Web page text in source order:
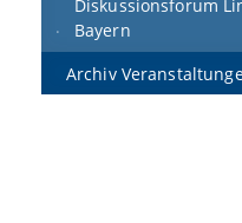
Diskussionsforum
Bayern
Archiv